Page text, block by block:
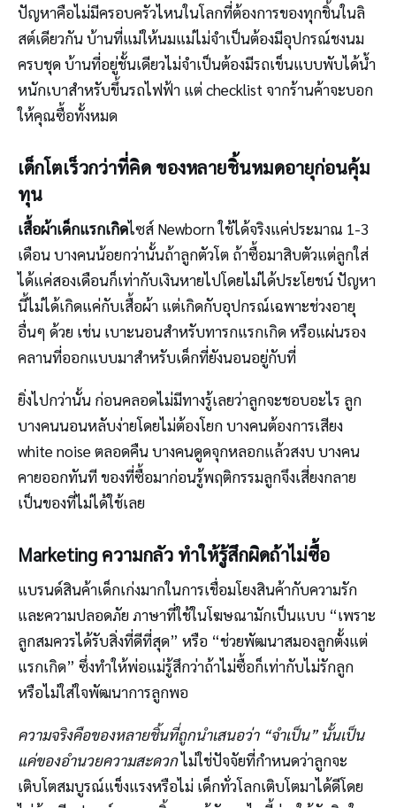
ปัญหาคือไม่มีครอบครัวไหนในโลกที่ต้องการของทุกชิ้นในลิ
สต์เดียวกัน บ้านที่แม่ให้นมแม่ไม่จำเป็นต้องมีอุปกรณ์ชงนม
ครบชุด บ้านที่อยู่ชั้นเดียวไม่จำเป็นต้องมีรถเข็นแบบพับได้น้ำ
หนักเบาสำหรับขึ้นรถไฟฟ้า แต่ checklist จากร้านค้าจะบอก
ให้คุณซื้อทั้งหมด
เด็กโตเร็วกว่าที่คิด ของหลายชิ้นหมดอายุก่อนคุ้ม
ทุน
เสื้อผ้าเด็กแรกเกิดไซส์ Newborn ใช้ได้จริงแค่ประมาณ 1-3
เดือน บางคนน้อยกว่านั้นถ้าลูกตัวโต ถ้าซื้อมาสิบตัวแต่ลูกใส่
ได้แค่สองเดือนก็เท่ากับเงินหายไปโดยไม่ได้ประโยชน์ ปัญหา
นี้ไม่ได้เกิดแค่กับเสื้อผ้า แต่เกิดกับอุปกรณ์เฉพาะช่วงอายุ
อื่นๆ ด้วย เช่น เบาะนอนสำหรับทารกแรกเกิด หรือแผ่นรอง
คลานที่ออกแบบมาสำหรับเด็กที่ยังนอนอยู่กับที่
ยิ่งไปกว่านั้น ก่อนคลอดไม่มีทางรู้เลยว่าลูกจะชอบอะไร ลูก
บางคนนอนหลับง่ายโดยไม่ต้องโยก บางคนต้องการเสียง
white noise ตลอดคืน บางคนดูดจุกหลอกแล้วสงบ บางคน
คายออกทันที ของที่ซื้อมาก่อนรู้พฤติกรรมลูกจึงเสี่ยงกลาย
เป็นของที่ไม่ได้ใช้เลย
Marketing ความกลัว ทำให้รู้สึกผิดถ้าไม่ซื้อ
แบรนด์สินค้าเด็กเก่งมากในการเชื่อมโยงสินค้ากับความรัก
และความปลอดภัย ภาษาที่ใช้ในโฆษณามักเป็นแบบ “เพราะ
ลูกสมควรได้รับสิ่งที่ดีที่สุด” หรือ “ช่วยพัฒนาสมองลูกตั้งแต่
แรกเกิด” ซึ่งทำให้พ่อแม่รู้สึกว่าถ้าไม่ซื้อก็เท่ากับไม่รักลูก
หรือไม่ใส่ใจพัฒนาการลูกพอ
ความจริงคือของหลายชิ้นที่ถูกนำเสนอว่า “จำเป็น” นั้นเป็น
แค่ของอำนวยความสะดวกไม่ใช่ปัจจัยที่กำหนดว่าลูกจะ
เติบโตสมบูรณ์แข็งแรงหรือไม่ เด็กทั่วโลกเติบโตมาได้ดีโดย